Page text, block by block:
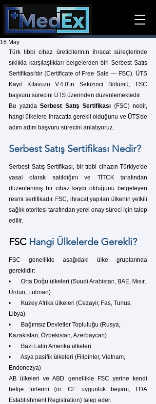
16 May
Türk tıbbi cihaz üreticilerinin ihracat süreçlerinde
sıklıkla karşılaştıkları belgelerden biri Serbest Satış
Sertifikası'dır (Certificate of Free Sale — FSC). ÜTS
Kayıt Kılavuzu V.4.0'ın Sekizinci Bölümü, FSC
başvuru sürecini ÜTS üzerinden düzenlemektedir.
Bu yazıda Serbest Satış Sertifikası (FSC) nedir,
hangi ülkelere ihracatta gerekli olduğunu ve ÜTS'de
adım adım başvuru sürecini anlatıyoruz.
Serbest Satış Sertifikası Nedir?
Serbest Satış Sertifikası, bir tıbbi cihazın Türkiye'de
yasal olarak satıldığını ve TİTCK tarafından
düzenlenmiş bir cihaz kaydı olduğunu belgeleyen
resmi sertifikadır. FSC, ihracat yapılan ülkenin yetkili
sağlık otoritesi tarafından yerel onay süreci için talep
edilir.
FSC Hangi Ülkelerde Gerekli?
FSC genellikle aşağıdaki ülke gruplarında
gereklidir:
•       Orta Doğu ülkeleri (Suudi Arabistan, BAE, Mısır,
Ürdün, Lübnan)
•       Kuzey Afrika ülkeleri (Cezayir, Fas, Tunus,
Libya)
•       Bağımsız Devletler Topluluğu (Rusya,
Kazakistan, Özbekistan, Azerbaycan)
•       Bazı Latin Amerika ülkeleri
•       Asya pasifik ülkeleri (Filipinler, Vietnam,
Endonezya)
AB ülkeleri ve ABD genellikle FSC yerine kendi
belge türlerini (ör. CE uygunluk beyanı, FDA
Establishment Registration) talep eder.